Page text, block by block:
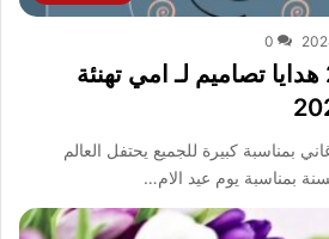
0
صور عيد الام 2024 هدايا تصاميم لـ امي تهنئة
بمناسبة كبيرة للجميع يحتفل العالم
بمناسبة يوم عيد الام…